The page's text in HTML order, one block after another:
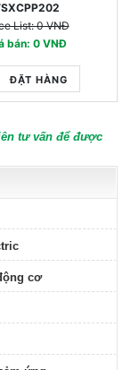
cơ
List: 0 VNĐ
bán: 0 VNĐ
ĐẶT HÀNG
tư vấn để được